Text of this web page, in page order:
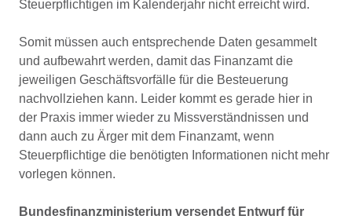
Steuerpflichtigen im Kalenderjahr nicht erreicht wird.
Somit müssen auch entsprechende Daten gesammelt
und aufbewahrt werden, damit das Finanzamt die
jeweiligen Geschäftsvorfälle für die Besteuerung
nachvollziehen kann. Leider kommt es gerade hier in
der Praxis immer wieder zu Missverständnissen und
dann auch zu Ärger mit dem Finanzamt, wenn
Steuerpflichtige die benötigten Informationen nicht mehr
vorlegen können.
Bundesfinanzministerium versendet Entwurf für